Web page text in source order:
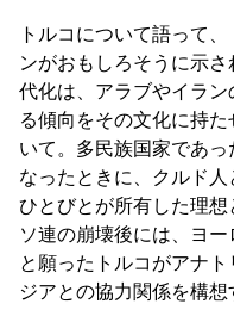
トルコについて語って
ンがおもしろそうに示
代化は、アラブやイラ
る傾向をその文化に持
いて。多民族国家であ
なったときに、クルド
ひとびとが所有した理
ソ連の崩壊後には、ヨ
と願ったトルコがアナ
ジアとの協力関係を構想